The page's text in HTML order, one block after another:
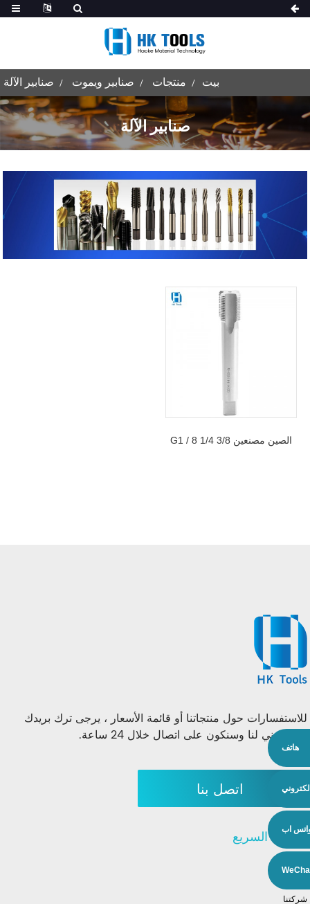
بيت منتجات صنابير ويموت صنابير الآلة
صنابير الآلة
الصين مصنعين G1 / 8 1/4 3/8
للاستفسارات حول منتجاتنا أو قائمة الأسعار ، يرجى ترك بريدك
الإلكتروني لنا وسنكون على اتصال خلال 24 ساعة.
اتصل بنا
الإنتقال السريع
منتجات
شركتنا
هاتف
اب